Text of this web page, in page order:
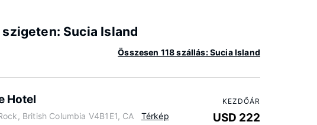
Sucia Island
Összesen 118 szállás: Sucia Island
Hotel
British Columbia V4B1E1, CA
Térkép
KEZDŐÁR
USD 222